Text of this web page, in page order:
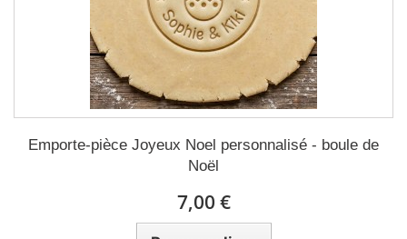
Emporte-pièce Joyeux Noel personnalisé - boule de
Noël
7,00 €